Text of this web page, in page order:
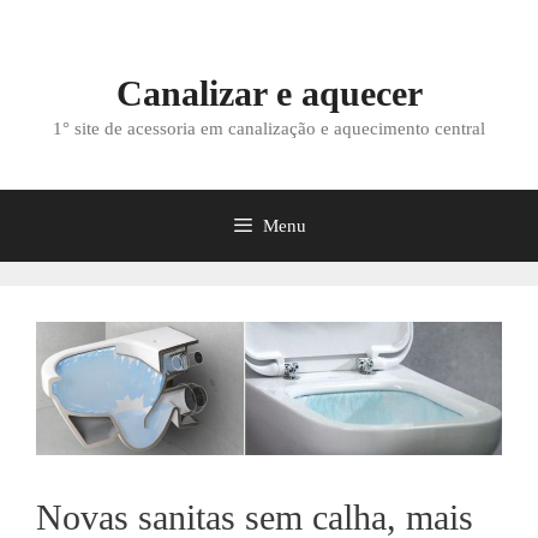
Canalizar e aquecer
1° site de acessoria em canalização e aquecimento central
Menu
Novas sanitas sem calha, mais